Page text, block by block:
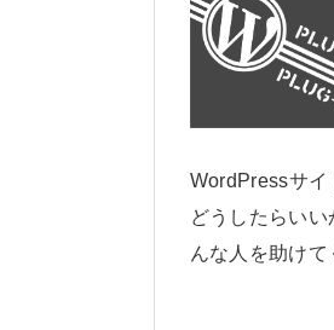
WordPressサイ
どうしたらい
んな人を助けて